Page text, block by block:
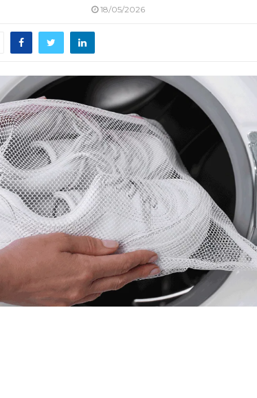
18/05/2026